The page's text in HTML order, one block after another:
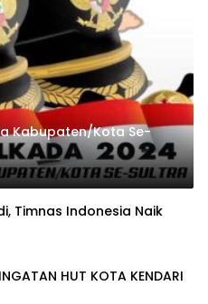
Kabupaten/Kota Se-
Timnas Indonesia Naik
HUT KOTA KENDARI